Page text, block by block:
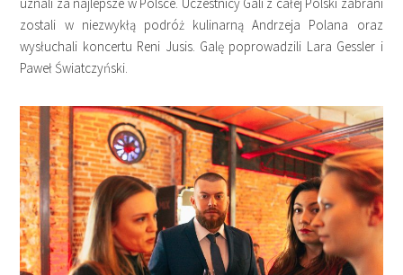
zostali w niezwykłą podróż kulinarną Andrzeja Polana oraz
wysłuchali koncertu Reni Jusis. Galę poprowadzili Lara Gessler i
Paweł Światczyński.